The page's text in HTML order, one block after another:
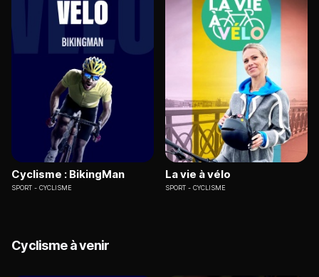
Cyclisme : BikingMan
SPORT CYCLISME
La vie à vélo
SPORT CYCLISME
Cyclisme à venir